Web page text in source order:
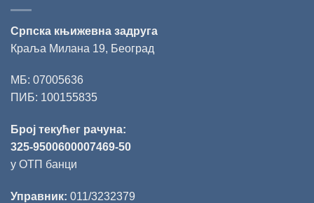
Српска књижевна задруга
Краља Милана 19, Београд
МБ: 07005636
ПИБ: 100155835
Број текућег рачуна:
325-9500600007469-50
у ОТП банци
Управник: 011/3232379